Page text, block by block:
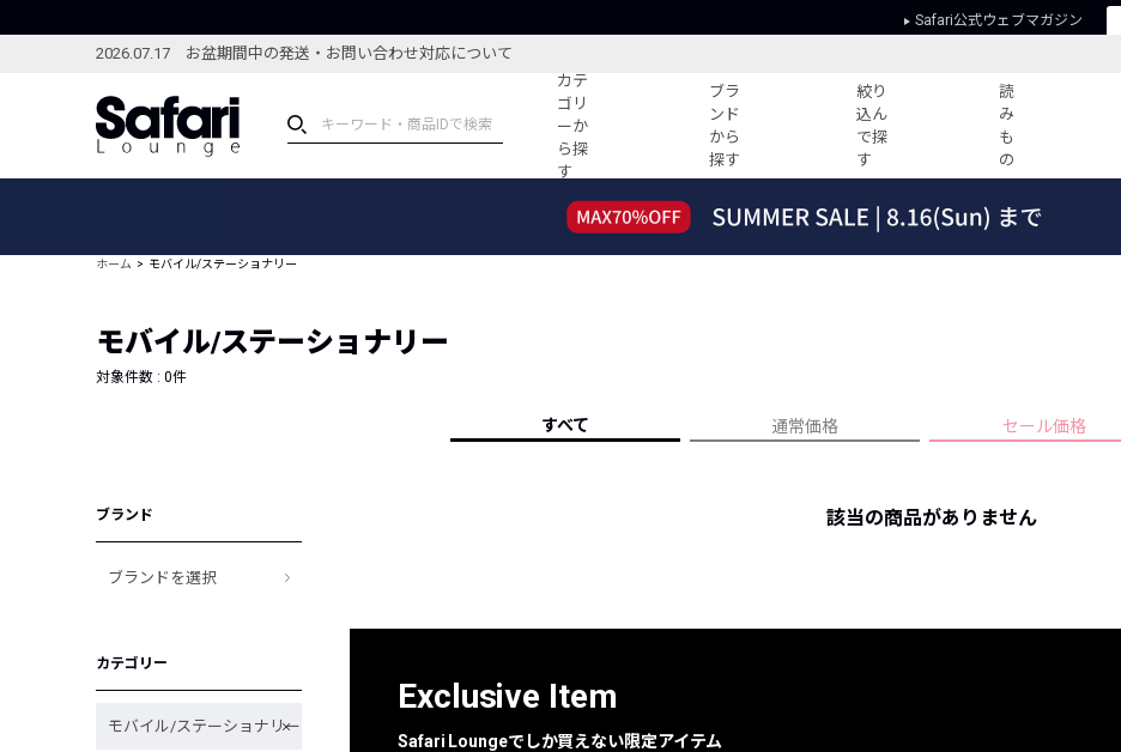
Safari公式ウェブマガジン
2026.07.17 お盆期間中の発送・お問い合わせ対応について
カテ
ゴリ
ーか
ら探
す
ブラ
ンド
から
探す
絞り
込ん
で探
す
読
み
も
の
ブランドから探す
新着アイテム
編集部のおすすめアイテム
コーディネート
すべての記事
人気記事ランキング
フォーカスブランド
プライバシーポリシー
ホーム モバイル/ステーショナリー
モバイル/ステーショナリー
対象件数 : 0件
すべて 通常価格 セール価格
ブランド
ブランドを選択
カテゴリー
モバイル/ステーショナリー
該当の商品がありません
Exclusive Item
Safari Loungeでしか買えない限定アイテム